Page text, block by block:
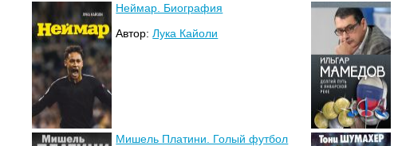
Неймар. Биография
Автор:Лука Кайоли
Мишель Платини. Голый футбол